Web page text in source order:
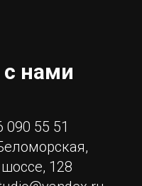
с нами
090 55 51
128